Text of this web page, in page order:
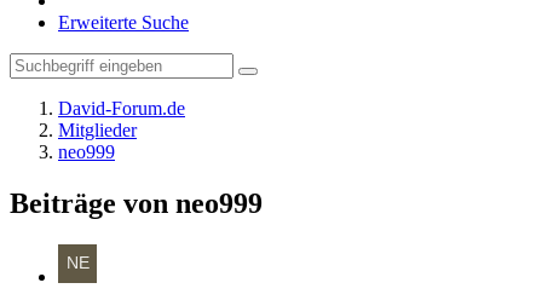
Erweiterte Suche
David-Forum.de
Mitglieder
neo999
Beiträge von neo999